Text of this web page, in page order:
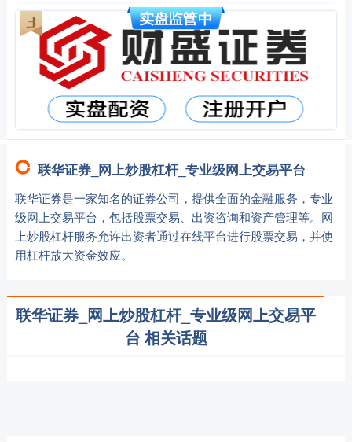
联华证券_网上炒股杠杆_专业级网上交易平台
联华证券是一家知名的证券公司，提供全面的金融服务，专业
级网上交易平台，包括股票交易、出资咨询和资产管理等。网
上炒股杠杆服务允许出资者通过在线平台进行股票交易，并使
用杠杆放大资金效应。
联华证券_网上炒股杠杆_专业级网上交易平
台 相关话题